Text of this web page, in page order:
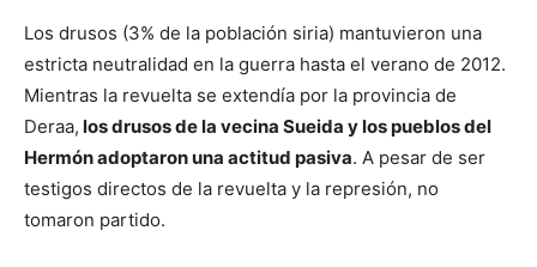
Los drusos (3% de la población siria) mantuvieron una
estricta neutralidad en la guerra hasta el verano de 2012.
Mientras la revuelta se extendía por la provincia de
Deraa, los drusos de la vecina Sueida y los pueblos del
Hermón adoptaron una actitud pasiva. A pesar de ser
testigos directos de la revuelta y la represión, no
tomaron partido.